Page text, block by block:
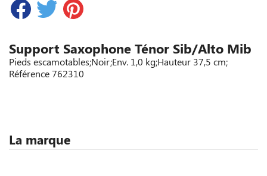
Support Saxophone Ténor Sib/Alto Mib
Pieds escamotables;Noir;Env. 1,0 kg;Hauteur 37,5 cm;
Référence762310
La marque